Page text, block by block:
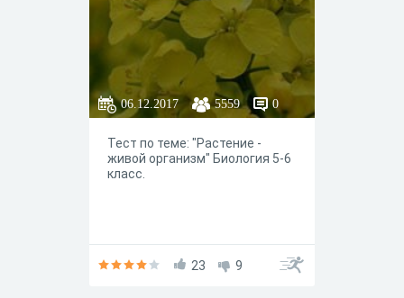
06.12.2017 5559 0
Тест по теме: "Растение -
живой организм" Биология 5-6
класс.
23 9